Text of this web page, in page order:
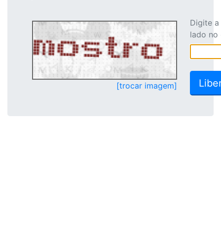
[trocar imagem]
Digite
lado no